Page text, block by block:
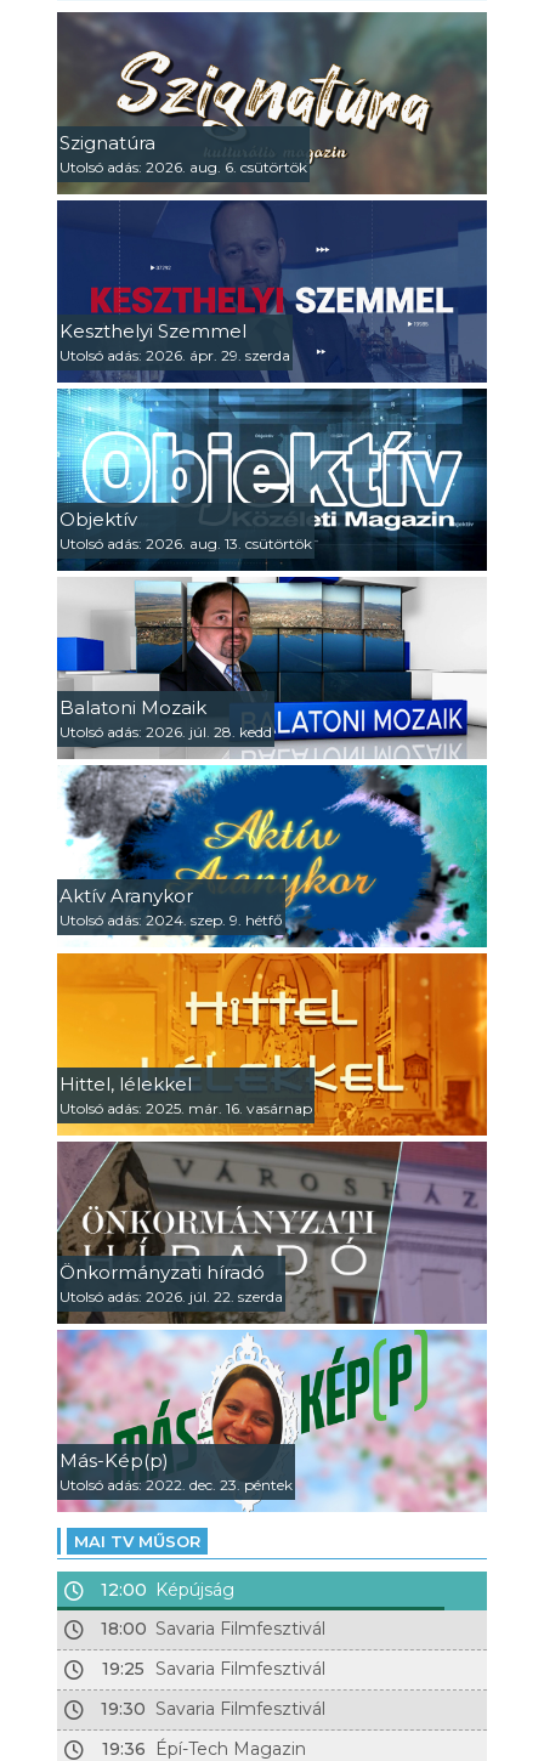
Szignatúra
Utolsó adás: 2026. aug. 6. csütörtök
Keszthelyi Szemmel
Utolsó adás: 2026. ápr. 29. szerda
Objektív
Utolsó adás: 2026. aug. 13. csütörtök
Balatoni Mozaik
Utolsó adás: 2026. júl. 28. kedd
Aktív Aranykor
Utolsó adás: 2024. szep. 9. hétfő
Hittel, lélekkel
Utolsó adás: 2025. már. 16. vasárnap
Önkormányzati híradó
Utolsó adás: 2026. júl. 22. szerda
Más-Kép(p)
Utolsó adás: 2022. dec. 23. péntek
MAI TV MŰSOR
12:00 Képújság
18:00 Savaria Filmfesztivál
19:25 Savaria Filmfesztivál
19:30 Savaria Filmfesztivál
19:36
Épí-Tech Magazin